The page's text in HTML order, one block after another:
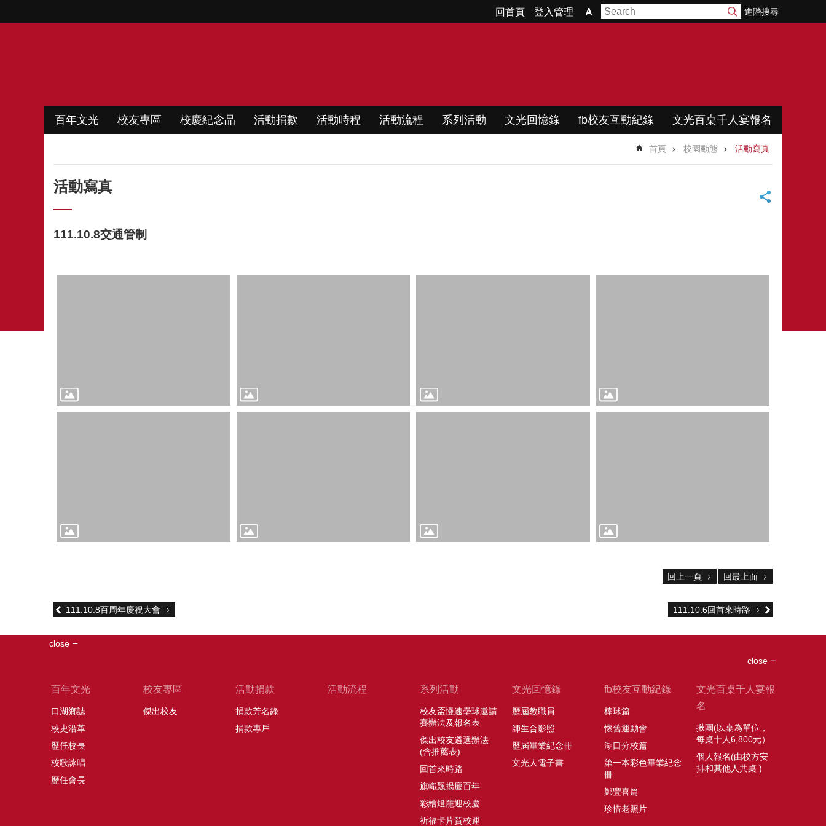
回首頁 登入管理 進階搜尋
百年文光 校友專區 校慶紀念品 活動捐款 活動時程 活動流程 系列活動 文光回憶錄 fb校友互動紀錄 文光百桌千人宴報名
首頁 校園動態 活動寫真
活動寫真
111.10.8交通管制
回上一頁 回最上面
111.10.8百周年慶祝大會 111.10.6回首來時路
close
close
百年文光
口湖鄉誌
校史沿革
歷任校長
校歌詠唱
歷任會長
校友專區
傑出校友
活動捐款
捐款芳名錄
捐款專戶
活動流程 系列活動
校友盃慢速壘球邀請
賽辦法及報名表
傑出校友遴選辦法
(含推薦表)
回首來時路
旗幟飄揚慶百年
彩繪燈籠迎校慶
祈福卡片賀校運
文光回憶錄
歷屆教職員
師生合影照
歷屆畢業紀念冊
文光人電子書
fb校友互動紀錄
棒球篇
懷舊運動會
湖口分校篇
第一本彩色畢業紀念
冊
鄭豐喜篇
珍惜老照片
文光百桌千人宴報
名
揪團(以桌為單位，
每桌十人6,800元）
個人報名(由校方安
排和其他人共桌 )